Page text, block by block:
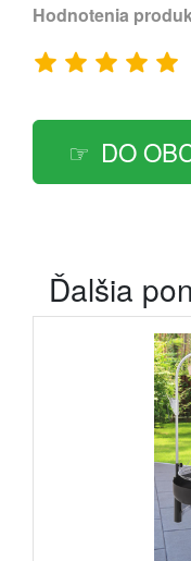
Hodnotenia
DO
Ďalšia